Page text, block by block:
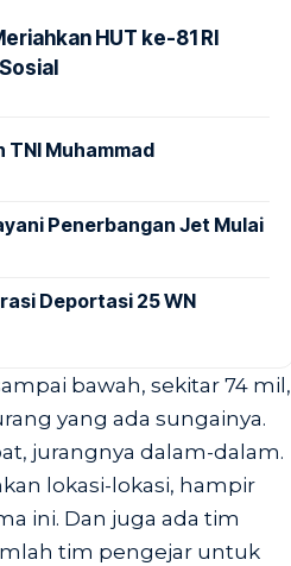
HUT ke-81 RI
Muhammad
Penerbangan Jet Mulai
Deportasi 25 WN
bawah, sekitar 74 mil,
yang ada sungainya.
jurangnya dalam-dalam.
lokasi-lokasi, hampir
ini. Dan juga ada tim
tim pengejar untuk